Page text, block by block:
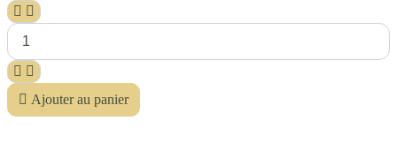
 
 
 Ajouter au panier